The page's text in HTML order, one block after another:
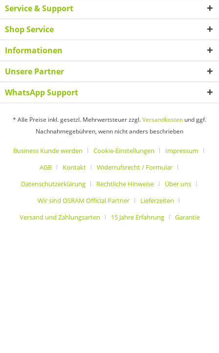
Service & Support
Shop Service
Informationen
Unsere Partner
WhatsApp Support
* Alle Preise inkl. gesetzl. Mehrwertsteuer zzgl.Versandkosten und ggf.
Nachnahmegebühren, wenn nicht anders beschrieben
Business Kunde werden Cookie-Einstellungen
Impressum
AGB
Kontakt
Widerrufsrecht / Formular
Datenschutzerklärung
Rechtliche Hinweise
Über uns
Wir sind OSRAM Official Partner
Lieferzeiten
Versand und Zahlungsarten
15 Jahre Erfahrung Garantie